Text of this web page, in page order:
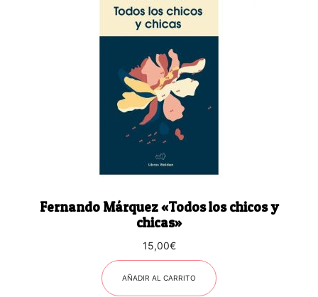
Fernando Márquez «Todos los chicos y
chicas»
15,00€
AÑADIR AL CARRITO